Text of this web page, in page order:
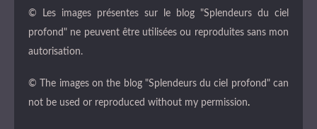
© Les images présentes sur le blog "Splendeurs du ciel
profond" ne peuvent être utilisées ou reproduites sans mon
autorisation.
© The images on the blog "Splendeurs du ciel profond" can
not be used or reproduced without my permission.